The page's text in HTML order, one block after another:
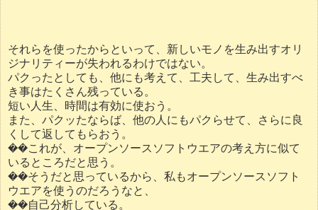
それらを使ったからといって、新しいモノを生み出すオリ
ジナリティーが失われるわけではない。
パクったとしても、他にも考えて、工夫して、生み出すべ
き事はたくさん残っている。
短い人生、時間は有効に使おう。
また、パクッたならば、他の人にもパクらせて、さらに良
くして返してもらおう。
��これが、オープンソースソフトウエアの考え方に似て
いるところだと思う。
��そうだと思っているから、私もオープンソースソフト
ウエアを使うのだろうなと、
��自己分析している。